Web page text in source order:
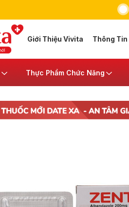
Giới Thiệu Vivita Thông Tin
Thực Phẩm Chức Năng